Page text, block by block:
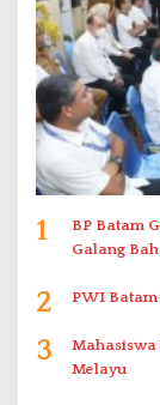
1
BP Batam
Galang
2 PWI
3
Melayu